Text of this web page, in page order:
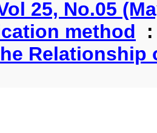
25, No.05
method
Relationship